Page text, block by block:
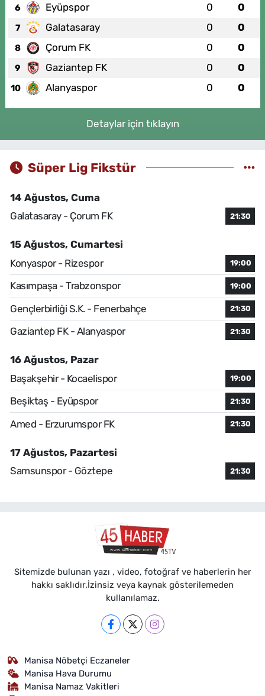
6 Eyüpspor 0 0
7 Galatasaray 0 0
8 Çorum FK 0 0
9 Gaziantep FK 0 0
10 Alanyaspor 0 0
Detaylar için tıklayın
Süper Lig Fikstür
14 Ağustos, Cuma
Galatasaray - Çorum FK
21:30
15 Ağustos, Cumartesi
Konyaspor - Rizespor
19:00
Kasımpaşa - Trabzonspor 19:00
Gençlerbirliği S.K. - Fenerbahçe 21:30
Gaziantep FK - Alanyaspor 21:30
16 Ağustos, Pazar
Başakşehir - Kocaelispor
19:00
Beşiktaş - Eyüpspor 21:30
Amed - Erzurumspor FK 21:30
17 Ağustos, Pazartesi
Samsunspor - Göztepe
21:30
Sitemizde bulunan yazı , video, fotoğraf ve haberlerin her
hakkı saklıdır.İzinsiz veya kaynak gösterilemeden
kullanılamaz.
Manisa Nöbetçi Eczaneler
Manisa Hava Durumu
Manisa Namaz Vakitleri